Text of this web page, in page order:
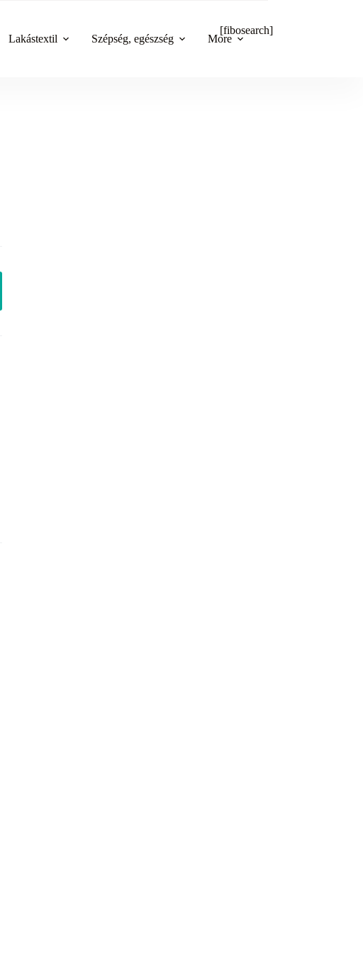
Lakástextil Szépség, egészség More
[fibosearch]